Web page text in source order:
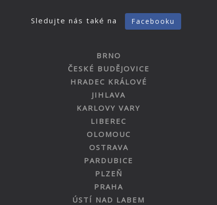
Sledujte nás také na Facebooku
BRNO
ČESKÉ BUDĚJOVICE
HRADEC KRÁLOVÉ
JIHLAVA
KARLOVY VARY
LIBEREC
OLOMOUC
OSTRAVA
PARDUBICE
PLZEŇ
PRAHA
ÚSTÍ NAD LABEM